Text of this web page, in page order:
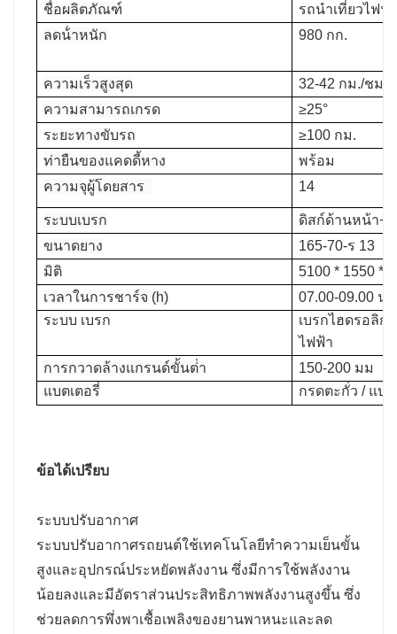
ชื่อผลิตภัณฑ์
รถนำเที่ยวไฟฟ้
ลดน้ําหนัก
980 กก.
ความเร็วสูงสุด
32-42 กม./ชม
ความสามารถเกรด
≥25°
ระยะทางขับรถ
≥100 กม.
ท่ายืนของแคดดี้หาง
พร้อม
ความจุผู้โดยสาร
14
ระบบเบรก
ดิสก์ด้านหน้า+
ขนาดยาง
165-70-ร 13
มิติ
5100 * 1550 *
เวลาในการชาร์จ (h)
07.00-09.00 น.
ระบบ เบรก
เบรกไฮดรอลิก
ไฟฟ้า
การกวาดล้างแกรนด์ขั้นต่ํา
150-200 มม
แบตเตอรี่
กรดตะกั่ว / แบต
ข้อได้เปรียบ
ระบบปรับอากาศ
ระบบปรับอากาศรถยนต์ใช้เทคโนโลยีทำความเย็นขั้น
สูงและอุปกรณ์ประหยัดพลังงาน ซึ่งมีการใช้พลังงาน
น้อยลงและมีอัตราส่วนประสิทธิภาพพลังงานสูงขึ้น ซึ่ง
ช่วยลดการพึ่งพาเชื้อเพลิงของยานพาหนะและลด